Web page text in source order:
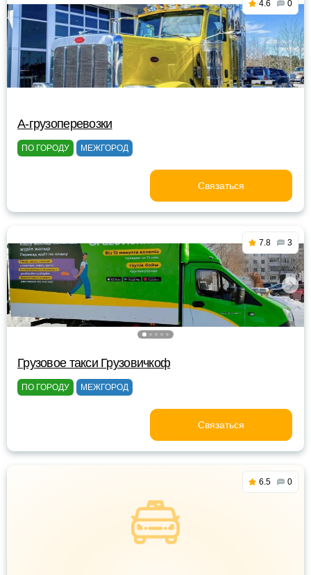
4.6 0
A-грузоперевозки
ПО ГОРОДУ МЕЖГОРОД
Связаться
7.8 3
Грузовое такси Грузовичкоф
ПО ГОРОДУ МЕЖГОРОД
Связаться
6.5 0